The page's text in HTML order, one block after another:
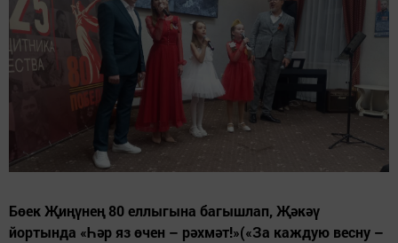
Бөек Җиңүнең 80 еллыгына багышлап, Җәкәү
йортында «Һәр яз өчен – рәхмәт!»(«За каждую весну –